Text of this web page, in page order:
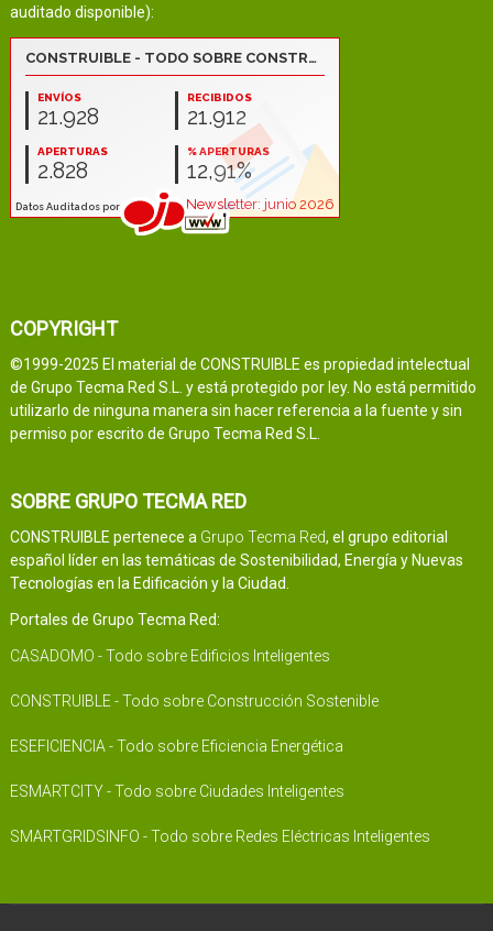
auditado disponible):
COPYRIGHT
©1999-2025 El material de CONSTRUIBLE es propiedad intelectual
de Grupo Tecma Red S.L. y está protegido por ley. No está permitido
utilizarlo de ninguna manera sin hacer referencia a la fuente y sin
permiso por escrito de Grupo Tecma Red S.L.
SOBRE GRUPO TECMA RED
CONSTRUIBLE pertenece a Grupo Tecma Red, el grupo editorial
español líder en las temáticas de Sostenibilidad, Energía y Nuevas
Tecnologías en la Edificación y la Ciudad.
Portales de Grupo Tecma Red:
CASADOMO - Todo sobre Edificios Inteligentes
CONSTRUIBLE - Todo sobre Construcción Sostenible
ESEFICIENCIA - Todo sobre Eficiencia Energética
ESMARTCITY - Todo sobre Ciudades Inteligentes
SMARTGRIDSINFO - Todo sobre Redes Eléctricas Inteligentes